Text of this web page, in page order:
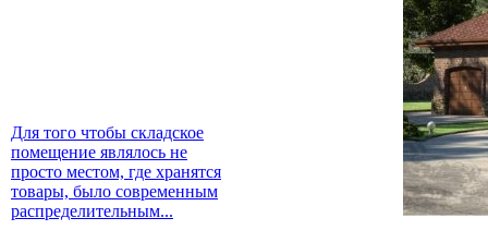
Для того чтобы складское
помещение являлось не
просто местом, где хранятся
товары, было современным
распределительным...